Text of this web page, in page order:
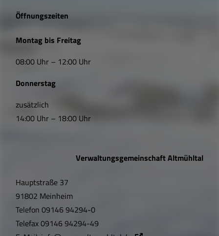
e
L
n
k
s
f
n
u
Öffnungszeiten
Montag bis Freitag
08:00 Uhr – 12:00 Uhr
Donnerstag
zusätzlich
14:00 Uhr – 18:00 Uhr
Verwaltungsgemeinschaft Altmühltal
Hauptstraße 37
91802 Meinheim
Telefon 09146 94294-0
Telefax09146 94294-49